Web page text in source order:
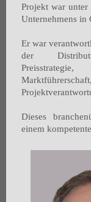
Projekt war unter
Unternehmens in
Er war
der
Dieses
einem